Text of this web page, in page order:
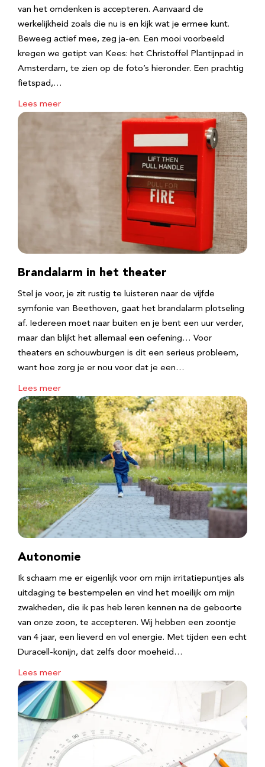
van het omdenken is accepteren. Aanvaard de
werkelijkheid zoals die nu is en kijk wat je ermee kunt.
Beweeg actief mee, zeg ja-en. Een mooi voorbeeld
kregen we getipt van Kees: het Christoffel Plantijnpad in
Amsterdam, te zien op de foto’s hieronder. Een prachtig
fietspad,…
Lees meer
Brandalarm in het theater
Stel je voor, je zit rustig te luisteren naar de vijfde
symfonie van Beethoven, gaat het brandalarm plotseling
af. Iedereen moet naar buiten en je bent een uur verder,
maar dan blijkt het allemaal een oefening… Voor
theaters en schouwburgen is dit een serieus probleem,
want hoe zorg je er nou voor dat je een…
Lees meer
Autonomie
Ik schaam me er eigenlijk voor om mijn irritatiepuntjes als
uitdaging te bestempelen en vind het moeilijk om mijn
zwakheden, die ik pas heb leren kennen na de geboorte
van onze zoon, te accepteren. Wij hebben een zoontje
van 4 jaar, een lieverd en vol energie. Met tijden een echt
Duracell-konijn, dat zelfs door moeheid…
Lees meer